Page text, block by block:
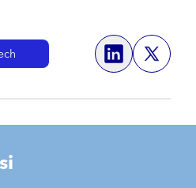
Share